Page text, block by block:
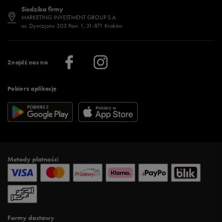
Znajdź nas na
Pobierz aplikację
Regulamin sklepu 50 style
Regulamin aplikacji 50 style
Więcej regulaminów >
Jak wybrać buty na zimę?
Więcej >
Stylizacje damskie
Sklepy stacjonarne
Klub 50 style
Praca
Informacje o firmie
Siedziba firmy
MARKETING INVESTMENT GROUP S.A.
os. Dywizjonu 303 Paw. 1, 31-871 Kraków
Metody płatności
Formy dostawy